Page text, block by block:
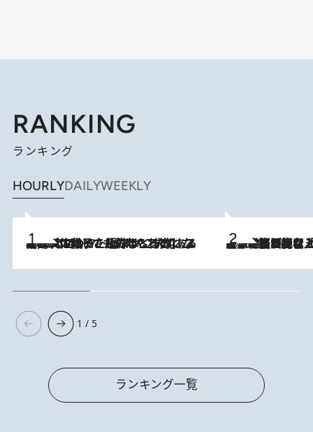
RANKING
ランキング
HOURLYDAILYWEEKLY
2026.8.5
【阿川佐和子さんの年とる力】なぜ70代で始めた趣味は“こんなに楽しい”のか？ ピアノ、俳句…スランプに陥っても続けられる“ある秘訣”とは 2026.8.5
【なぜ吉沢亮は「気配を消せる」のか？】興行収入208億の『国宝』を経て挑むミュージカル『ディア・エヴァン・ハンセン』。トップ俳優が舞台上でさらけ出した“孤独”とは
1 / 5
ランキング一覧